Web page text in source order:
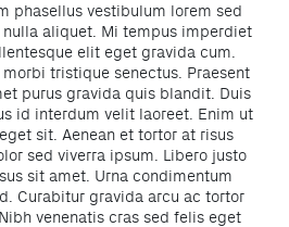
phasellus vestibulum lorem sed
aliquet. Mi tempus imperdiet
elit eget gravida cum.
tristique senectus. Praesent
purus gravida quis blandit. Duis
id interdum velit laoreet. Enim ut
sit. Aenean et tortor at risus
sed viverra ipsum. Libero justo
sit amet. Urna condimentum
Curabitur gravida arcu ac tortor
venenatis cras sed felis eget